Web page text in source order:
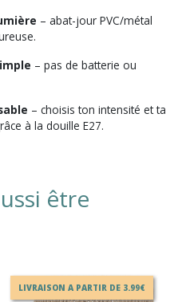
– abat-jour PVC/métal
– pas de batterie ou
– choisis ton intensité et ta
à la douille E27.
être
LIVRAISON A PARTIR DE 3.99€